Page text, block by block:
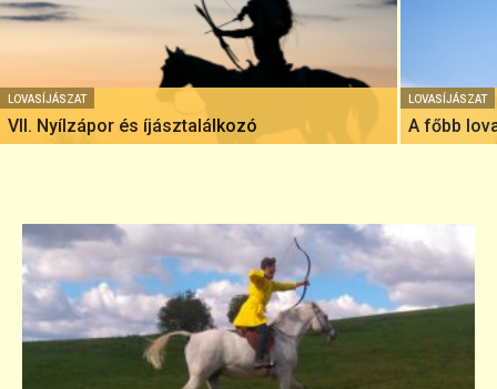
LOVASÍJÁSZAT
VII. Nyílzápor és íjásztalálkozó
LOVASÍJÁSZAT
A főbb